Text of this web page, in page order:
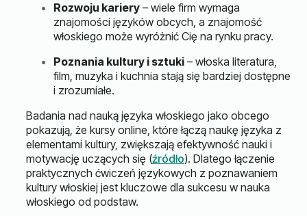
Rozwoju kariery – wiele firm wymaga
znajomości języków obcych, a znajomość
włoskiego może wyróżnić Cię na rynku pracy.
Poznania kultury i sztuki – włoska literatura,
film, muzyka i kuchnia stają się bardziej dostępne
i zrozumiałe.
Badania nad nauką języka włoskiego jako obcego
pokazują, że kursy online, które łączą naukę języka z
elementami kultury, zwiększają efektywność nauki i
motywację uczących się (źródło). Dlatego łączenie
praktycznych ćwiczeń językowych z poznawaniem
kultury włoskiej jest kluczowe dla sukcesu w nauka
włoskiego od podstaw.